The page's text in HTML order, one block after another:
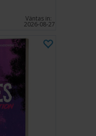
förräderi
- eller
i Rapscallion!
Väntas in:
2026-08-27